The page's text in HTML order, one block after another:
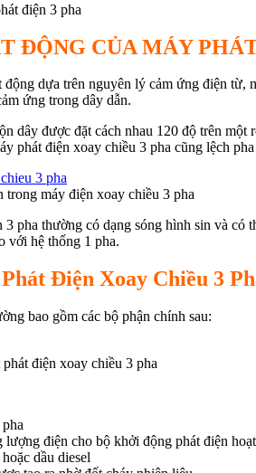
3 pha
ĐỘNG CỦA MÁY
dựa trên nguyên lý cảm ứng điện
ứng trong dây dẫn.
dây được đặt cách nhau 120 độ trên
phát điện xoay chiều 3 pha cũng lệch
điện xoay chiều 3 pha
pha thường có dạng sóng hình sin và có
với hệ thống 1 pha.
Điện Xoay Chiều 3
bao gồm các bộ phận chính sau:
xoay chiều 3 pha
lượng điện cho bộ khởi động phát điện
dầu diesel